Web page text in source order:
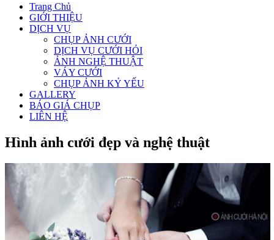
Trang Chủ
GIỚI THIỆU
DỊCH VỤ
CHỤP ẢNH CƯỚI
DỊCH VỤ CƯỚI HỎI
ẢNH NGHỆ THUẬT
VÁY CƯỚI
CHỤP ẢNH KỶ YẾU
GALLERY
BÁO GIÁ CHỤP
LIÊN HỆ
Hình ảnh cưới đẹp và nghệ thuật